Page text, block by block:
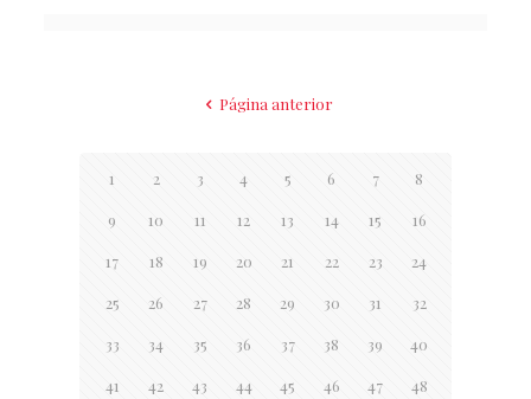
Página anterior
1 2 3 4 5 6 7 8
9 10 11 12 13 14 15 16
17 18 19 20 21 22 23 24
25 26 27 28 29 30 31 32
33 34 35 36 37 38 39 40
41 42 43 44 45 46 47 48